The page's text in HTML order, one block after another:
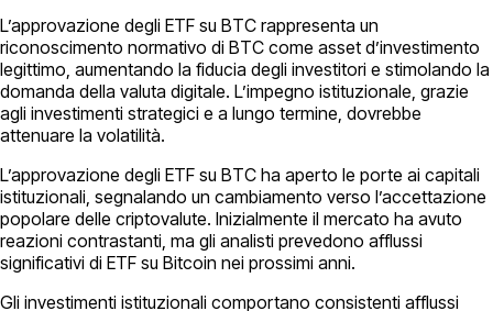
L’approvazione degli ETF su BTC rappresenta un
riconoscimento normativo di BTC come asset d’investimento
legittimo, aumentando la fiducia degli investitori e stimolando la
domanda della valuta digitale. L’impegno istituzionale, grazie
agli investimenti strategici e a lungo termine, dovrebbe
attenuare la volatilità.
L’approvazione degli ETF su BTC ha aperto le porte ai capitali
istituzionali, segnalando un cambiamento verso l’accettazione
popolare delle criptovalute. Inizialmente il mercato ha avuto
reazioni contrastanti, ma gli analisti prevedono afflussi
significativi di ETF su Bitcoin nei prossimi anni.
Gli investimenti istituzionali comportano consistenti afflussi